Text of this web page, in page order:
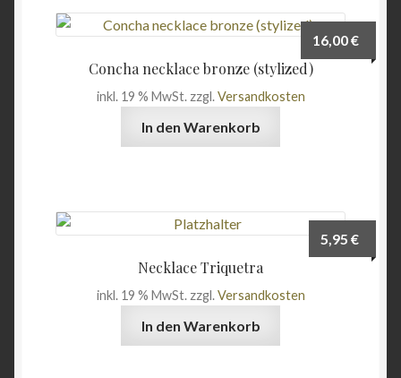
Concha necklace bronze (stylized)
16,00€
inkl. 19 % MwSt. zzgl.Versandkosten
In den Warenkorb
Necklace Triquetra
5,95€
inkl. 19 % MwSt. zzgl.Versandkosten
In den Warenkorb